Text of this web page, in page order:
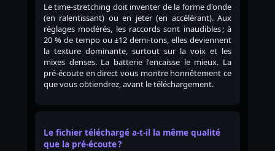
Le time-stretching doit inventer de la forme d'onde
(en ralentissant) ou en jeter (en accélérant). Aux
réglages modérés, les raccords sont inaudibles ; à
20 % de tempo ou ±12 demi-tons, elles deviennent
la texture dominante, surtout sur la voix et les
mixes denses. La batterie l'encaisse le mieux. La
pré-écoute en direct vous montre honnêtement ce
que vous obtiendrez, avant le téléchargement.
Le fichier téléchargé a-t-il la même qualité
que la pré-écoute ?